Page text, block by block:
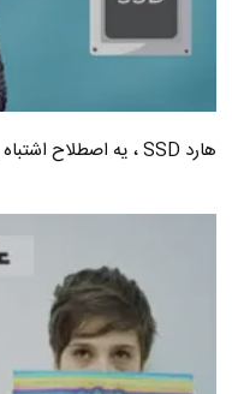
هارد SSD ، یه اصطلاح اشتباه و من درآوردی